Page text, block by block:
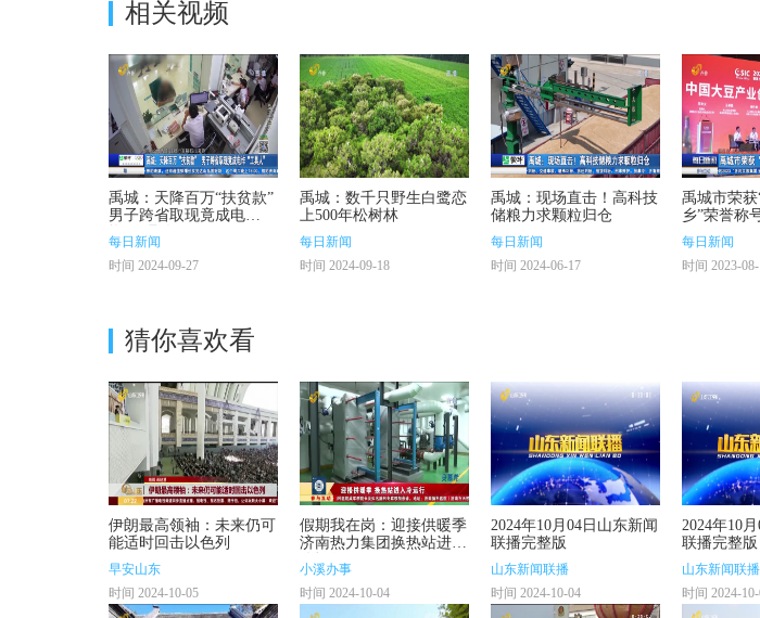
相关视频
禹城：天降百万“扶贫款”
男子跨省取现竟成电
诈“工具人”
每日新闻
时间 2024-09-27
禹城：数千只野生白鹭恋
上500年松树林
每日新闻
时间 2024-09-18
禹城：现场直击！高科技
储粮力求颗粒归仓
每日新闻
时间 2024-06-17
禹城市荣获
乡”荣誉称
每日新闻
时间 2023-
猜你喜欢看
伊朗最高领袖：未来仍可
能适时回击以色列
早安山东
时间 2024-10-05
假期我在岗：迎接供暖季
济南热力集团换热站进入
冷运行
小溪办事
时间 2024-10-04
2024年10月04日山东新闻
联播完整版
山东新闻联播
时间 2024-10-04
2024年10
联播完整版
山东新闻联播
时间 2024-